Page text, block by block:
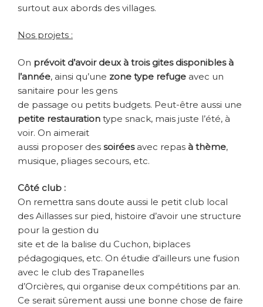
surtout aux abords des villages.
Nos projets :
On prévoit d’avoir deux à trois gites disponibles à
l’année, ainsi qu’une zone type refuge avec un
sanitaire pour les gens
de passage ou petits budgets. Peut-être aussi une
petite restauration type snack, mais juste l’été, à
voir. On aimerait
aussi proposer des soiréesavec repas à thème,
musique, pliages secours, etc.
Côté club :
On remettra sans doute aussi le petit club local
des Aillasses sur pied, histoire d’avoir une structure
pour la gestion du
site et de la balise du Cuchon, biplaces
pédagogiques, etc. On étudie d’ailleurs une fusion
avec le club des Trapanelles
d’Orcières, qui organise deux compétitions par an.
Ce serait sûrement aussi une bonne chose de faire